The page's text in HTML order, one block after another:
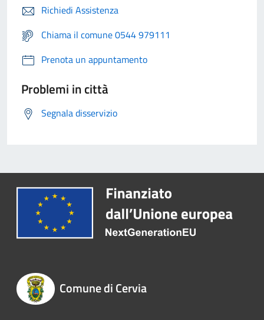
Richiedi Assistenza
Chiama il comune 0544 979111
Prenota un appuntamento
Problemi in città
Segnala disservizio
Comune di Cervia